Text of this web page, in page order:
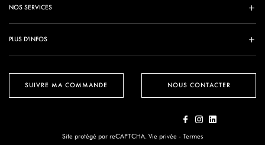
SUIVRE MA COMMANDE
NOS SERVICES
PLUS D'INFOS
NOUS CONTACTER
Site protégé par reCAPTCHA. Vie privée - Termes